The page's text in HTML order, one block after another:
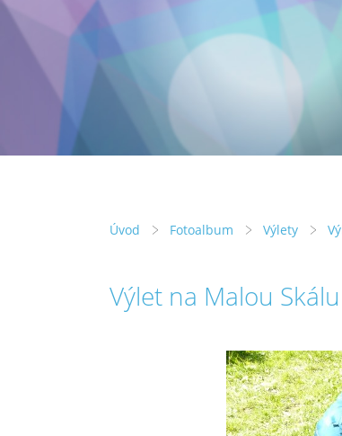
Úvod Fotoalbum Výlety
Výlet na Malou Skálu